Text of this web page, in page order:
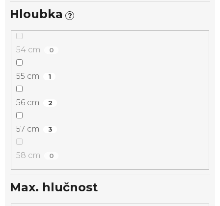
Hloubka ?
54 cm 0
55 cm 1
56 cm 2
57 cm 3
58 cm 0
Max. hlučnost